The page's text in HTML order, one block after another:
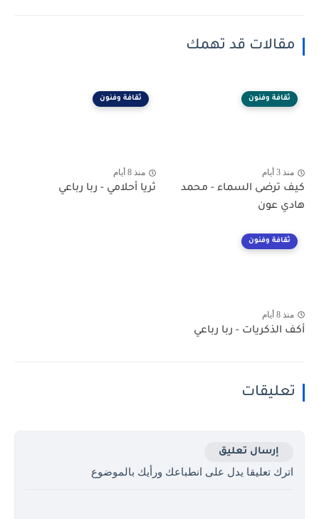
مقالات قد تهمك
ثقافة وفنون
منذ 3 أيام
كيف ترضى السماء - محمد
هادي عون
ثقافة وفنون
منذ 8 أيام
ثريا أحلامي - ربا رباعي
ثقافة وفنون
منذ 8 أيام
أكف الذكريات - ربا رباعي
تعليقات
إرسال تعليق
اترك تعليقا يدل على انطباعك ورأيك بالموضوع